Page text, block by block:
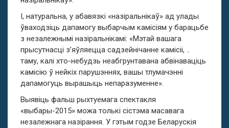
І, натуральна, у абавязкі «назіральнікаў» ад улады
ўваходзіць дапамогу выбарчым камісіям у барацьбе
з незалежнымі назіральнікамі: «Мэтай вашага
прысутнасці з’яўляецца садзейнічанне камісіі, ..
таму, калі хто-небудзь неабгрунтавана абвінаваціць
камісію ў нейкіх парушэннях, вашы тлумачэнні
дапамогуць вырашыць непаразуменне».
Выявіць фальш рыхтуемага спектакля
«выбары-2015» можа толькі сістэма масавага
незалежнага назірання. У гэтым годзе Беларускія